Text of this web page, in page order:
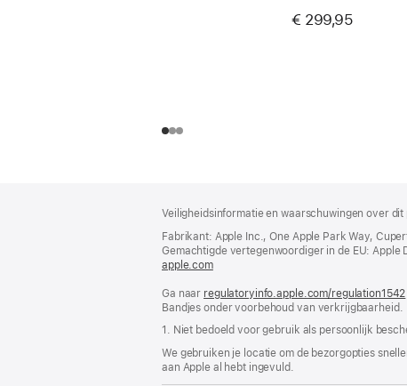
€ 299,95
Veiligheidsinformatie en waarschuwingen over
Fabrikant: Apple Inc., One Apple Park Way,
Gemachtigde vertegenwoordiger in de EU:
apple.com(wordt
nieuw
venster
geopend)
Ga naar regulatoryinfo.apple.com/regulation1542
Bandjes onder voorbehoud van verkrijgbaarheid.
1. Niet bedoeld voor gebruik als persoonlijk
We gebruiken je locatie om de bezorgopties
aan Apple al hebt ingevuld.